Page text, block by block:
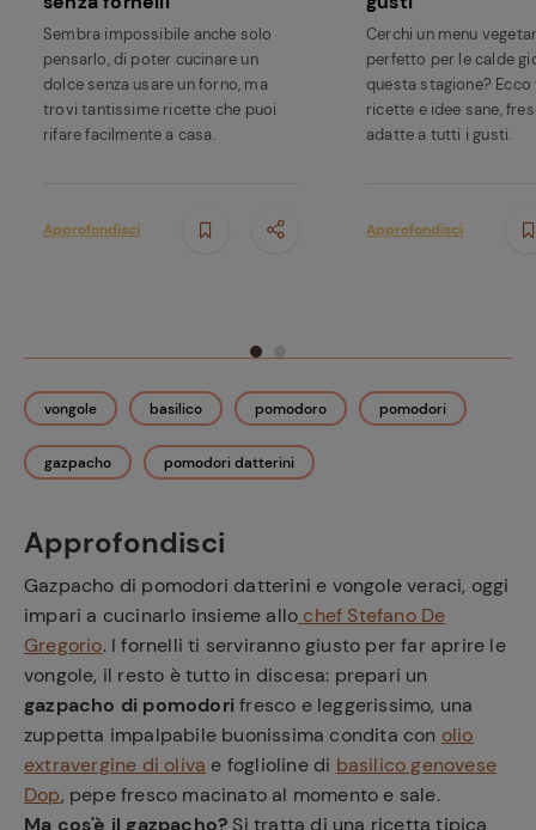
vongole basilico pomodoro pomodori
gazpacho pomodori datterini
Approfondisci
Gazpacho di pomodori datterini e vongole veraci, oggi
impari a cucinarlo insieme allo chef Stefano De
Gregorio. I fornelli ti serviranno giusto per far aprire le
vongole, il resto è tutto in discesa: prepari un
gazpacho di pomodorifresco e leggerissimo, una
zuppetta impalpabile buonissima condita con olio
extravergine di oliva e foglioline di basilico genovese
Dop, pepe fresco macinato al momento e sale.
Ma cos'è il gazpacho? Si tratta di una ricetta tipica
Sembra impossibile anche solo
pensarlo, di poter cucinare un
dolce senza usare un forno, ma
trovi tantissime ricette che puoi
rifare facilmente a casa.
Approfondisci
Cerchi un menu
perfetto per le calde
questa stagione?
ricette e idee sane,
adatte a tutti i gusti.
Approfondisci
Ricette
preferite